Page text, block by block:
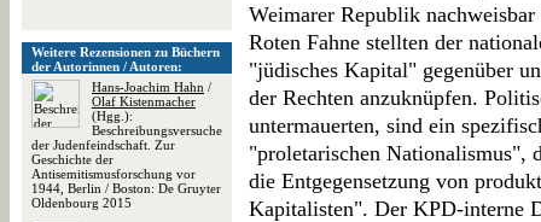
Weitere Rezensionen zu Büchern
der Autorinnen / Autoren:
Hans-Joachim Hahn /
Olaf Kistenmacher
(Hgg.):
Beschreibungsversuche
der Judenfeindschaft. Zur
Geschichte der
Antisemitismusforschung vor
1944, Berlin / Boston: De Gruyter
Oldenbourg 2015
Weimarer Republik
Roten Fahne stellten der
"jüdisches Kapital" gegenüber
der Rechten anzuknüpfen.
untermauerten, sind ein
"proletarischen Nationalismus",
die Entgegensetzung von
Kapitalisten". Der KPD-interne